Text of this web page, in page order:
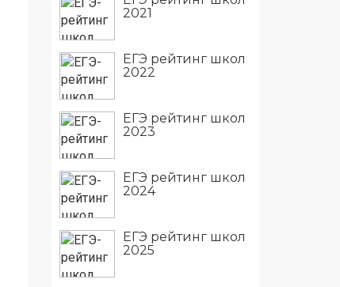
2021
ЕГЭ рейтинг школ
2022
ЕГЭ рейтинг школ
2023
ЕГЭ рейтинг школ
2024
ЕГЭ рейтинг школ
2025